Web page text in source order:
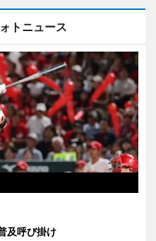
トニュース
及呼び掛け